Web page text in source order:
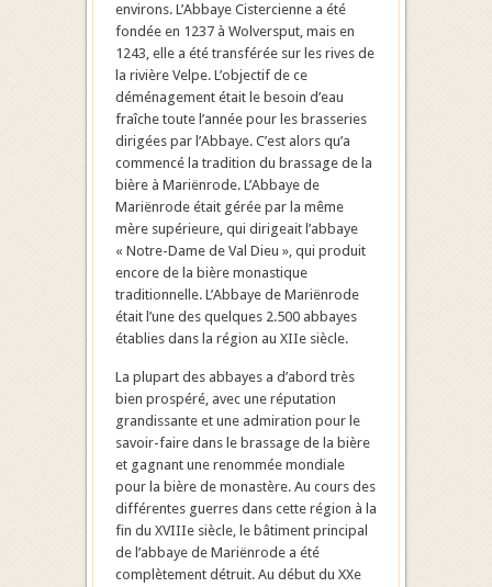
environs. L’Abbaye Cistercienne a été
fondée en 1237 à Wolversput, mais en
1243, elle a été transférée sur les rives de
la rivière Velpe. L’objectif de ce
déménagement était le besoin d’eau
fraîche toute l’année pour les brasseries
dirigées par l’Abbaye. C’est alors qu’a
commencé la tradition du brassage de la
bière à Mariënrode. L’Abbaye de
Mariënrode était gérée par la même
mère supérieure, qui dirigeait l’abbaye
« Notre-Dame de Val Dieu », qui produit
encore de la bière monastique
traditionnelle. L’Abbaye de Mariënrode
était l’une des quelques 2.500 abbayes
établies dans la région au XIIe siècle.
La plupart des abbayes a d’abord très
bien prospéré, avec une réputation
grandissante et une admiration pour le
savoir-faire dans le brassage de la bière
et gagnant une renommée mondiale
pour la bière de monastère. Au cours des
différentes guerres dans cette région à la
fin du XVIIIe siècle, le bâtiment principal
de l’abbaye de Mariënrode a été
complètement détruit. Au début du XXe